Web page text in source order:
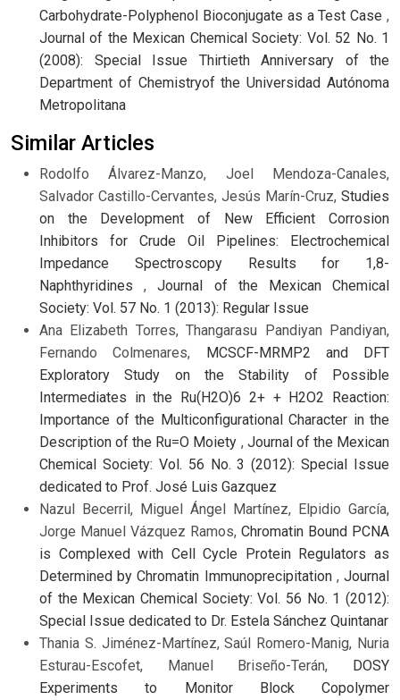
Carbohydrate-Polyphenol Bioconjugate as a Test Case ,
Journal of the Mexican Chemical Society: Vol. 52 No. 1
(2008): Special Issue Thirtieth Anniversary of the
Department of Chemistryof the Universidad Autónoma
Metropolitana
Similar Articles
Rodolfo Álvarez-Manzo, Joel Mendoza-Canales,
Salvador Castillo-Cervantes, Jesús Marín-Cruz, Studies
on the Development of New Efficient Corrosion
Inhibitors for Crude Oil Pipelines: Electrochemical
Impedance Spectroscopy Results for 1,8-
Naphthyridines,Journal of the Mexican Chemical
Society: Vol. 57 No. 1 (2013): Regular Issue
Ana Elizabeth Torres, Thangarasu Pandiyan Pandiyan,
Fernando Colmenares, MCSCF-MRMP2 and DFT
Exploratory Study on the Stability of Possible
Intermediates in the Ru(H2O)6 2+ + H2O2 Reaction:
Importance of the Multiconfigurational Character in the
Description of the Ru=O Moiety , Journal of the Mexican
Chemical Society: Vol. 56 No. 3 (2012): Special Issue
dedicated to Prof. José Luis Gazquez
Nazul Becerril, Miguel Ángel Martínez, Elpidio García,
Jorge Manuel Vázquez Ramos, Chromatin Bound PCNA
is Complexed with Cell Cycle Protein Regulators as
Determined by Chromatin Immunoprecipitation ,Journal
of the Mexican Chemical Society: Vol. 56 No. 1 (2012):
Special Issue dedicated to Dr. Estela Sánchez Quintanar
Thania S. Jiménez-Martínez, Saúl Romero-Manig, Nuria
Esturau-Escofet, Manuel Briseño-Terán, DOSY
Experiments to Monitor Block Copolymer